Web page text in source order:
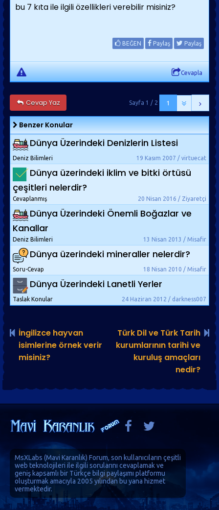
bu 7 kıta ile ilgili özellikleri verebilir misiniz?
BEĞEN Paylaş Paylaş
Cevapla
Cevap Yaz 1
Sayfa 1 / 2
Benzer Konular
Dünya Üzerindeki Denizlerin Listesi
19 Kasım 2007 / virtuecat
Deniz Bilimleri
Dünya üzerindeki iklim ve bitki örtüsü
çeşitleri nelerdir?
20 Nisan 2016 / Ziyaretçi
Cevaplanmış
Dünya Üzerindeki Önemli Boğazlar ve
Kanallar
13 Nisan 2013 / Misafir
Deniz Bilimleri
Dünya üzerindeki mineraller nelerdir?
18 Nisan 2010 / Misafir
Soru-Cevap
Dünya Üzerindeki Lanetli Yerler
24 Haziran 2012 / darkness007
Taslak Konular
İngilizce hayvan
isimlerine örnek verir
misiniz?
Türk Dil ve Türk Tarih
kurumlarının tarihi ve
kuruluş amaçları
nedir?
MsXLabs (Mavi Karanlık) Forum, son kullanıcıların çeşitli
web teknolojileri ile ilgili sorularını cevaplamak ve
geniş kapsamlı bir Türkçe bilgi paylaşımı platformu
oluşturmak amacıyla 2005 yılından bu yana hizmet
vermektedir.